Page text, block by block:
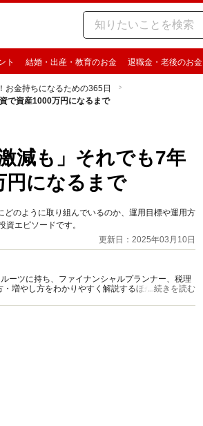
ト 結婚・出産・教育のお金 退職金・老後のお金
お金持ちになるための365日
で資産1000万円になるまで
減も」それでも7年
円になるまで
のように取り組んでいるのか、運用目標や運用方
エピソードです。
更新日：2025年03月10日
ーツに持ち、ファイナンシャルプランナー、税理
増やし方をわかりやすく解説するほか、マネー最
...続きを読む